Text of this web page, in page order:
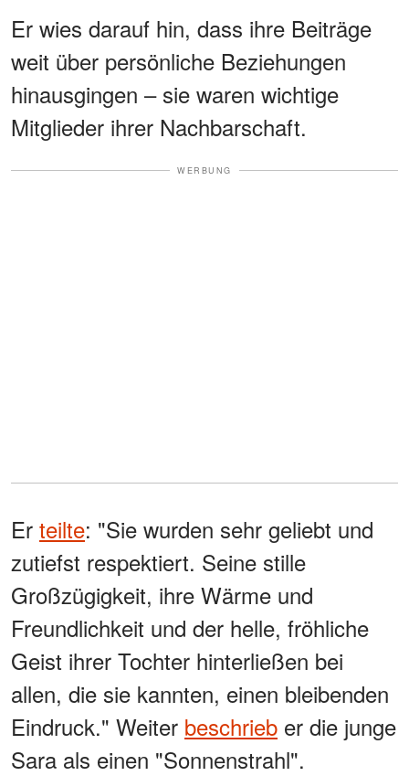
Er wies darauf hin, dass ihre Beiträge
weit über persönliche Beziehungen
hinausgingen – sie waren wichtige
Mitglieder ihrer Nachbarschaft.
WERBUNG
Er teilte: "Sie wurden sehr geliebt und
zutiefst respektiert. Seine stille
Großzügigkeit, ihre Wärme und
Freundlichkeit und der helle, fröhliche
Geist ihrer Tochter hinterließen bei
allen, die sie kannten, einen bleibenden
Eindruck." Weiter beschrieb er die junge
Sara als einen "Sonnenstrahl".